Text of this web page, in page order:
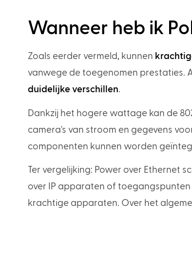
Wanneer heb ik
Zoals eerder vermeld, kunnen
vanwege de toegenomen prestaties.
duidelijke verschillen.
Dankzij het hogere wattage kan de
camera's van stroom en gegevens
componenten kunnen worden
Ter vergelijking: Power over Ethernet
over IP apparaten of
krachtige apparaten. Over het